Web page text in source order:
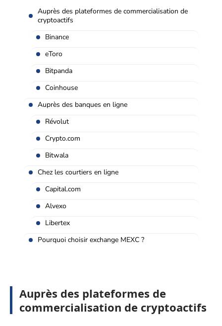
Auprès des plateformes de commercialisation de
cryptoactifs
Binance
eToro
Bitpanda
Coinhouse
Auprès des banques en ligne
Révolut
Crypto.com
Bitwala
Chez les courtiers en ligne
Capital.com
Alvexo
Libertex
Pourquoi choisir exchange MEXC ?
Auprès des plateformes de
commercialisation de cryptoactifs